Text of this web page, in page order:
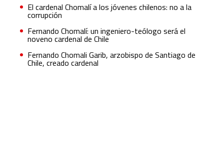
El cardenal Chomalí a los jóvenes chilenos: no a la
corrupción
Fernando Chomalí: un ingeniero-teólogo será el
noveno cardenal de Chile
Fernando Chomali Garib, arzobispo de Santiago de
Chile, creado cardenal